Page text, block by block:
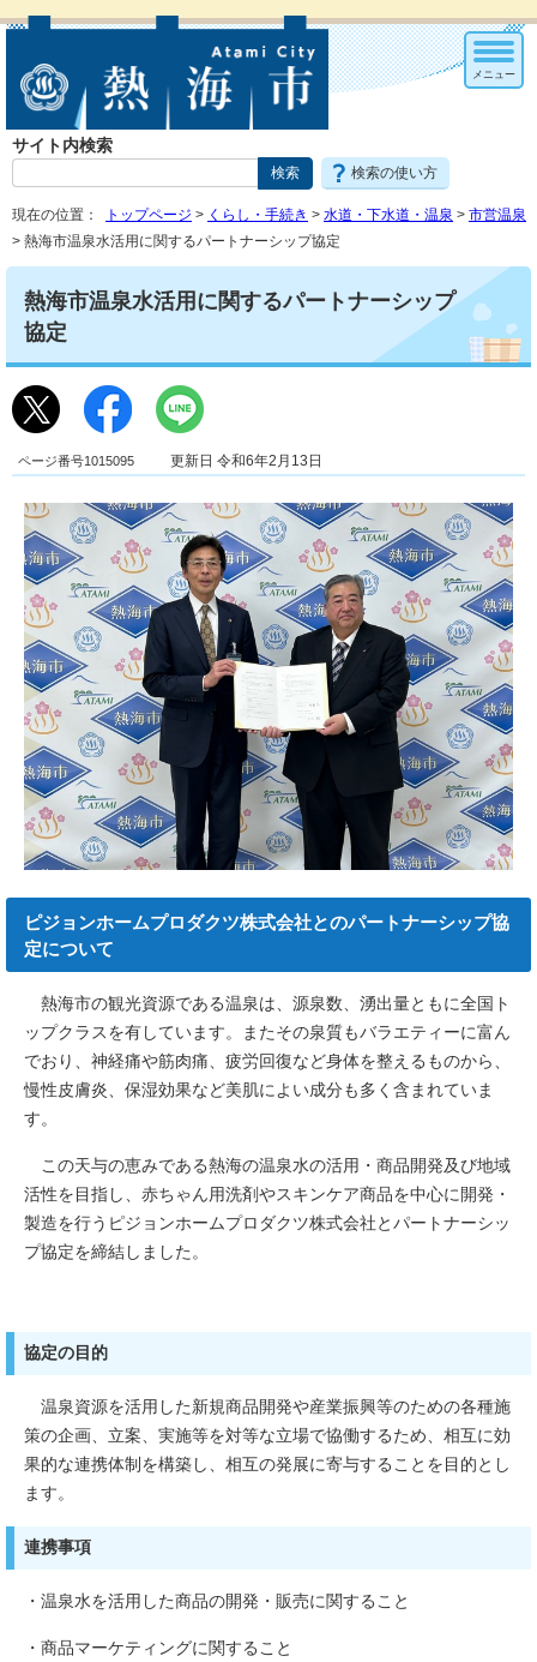
サイト内検索
検索の使い方
メニュー
現在の位置： トップページ > くらし・手続き > 水道・下水道・温泉 > 市営温泉
> 熱海市温泉水活用に関するパートナーシップ協定
熱海市温泉水活用に関するパートナーシップ
協定
ページ番号1015095 更新日 令和6年2月13日
ピジョンホームプロダクツ株式会社とのパートナーシップ協
定について
熱海市の観光資源である温泉は、源泉数、湧出量ともに全国ト
ップクラスを有しています。またその泉質もバラエティーに富ん
でおり、神経痛や筋肉痛、疲労回復など身体を整えるものから、
慢性皮膚炎、保湿効果など美肌によい成分も多く含まれていま
す。
この天与の恵みである熱海の温泉水の活用・商品開発及び地域
活性を目指し、赤ちゃん用洗剤やスキンケア商品を中心に開発・
製造を行うピジョンホームプロダクツ株式会社とパートナーシッ
プ協定を締結しました。
協定の目的
温泉資源を活用した新規商品開発や産業振興等のための各種施
策の企画、立案、実施等を対等な立場で協働するため、相互に効
果的な連携体制を構築し、相互の発展に寄与することを目的とし
ます。
連携事項
・温泉水を活用した商品の開発・販売に関すること
・商品マーケティングに関すること